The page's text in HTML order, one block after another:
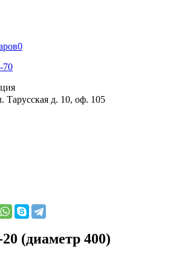
0
70
Тарусская д. 10, оф. 105
(диаметр 400)